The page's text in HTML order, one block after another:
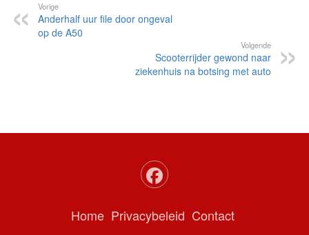
Vorige
Anderhalf uur file door ongeval
op de A50
Volgende
Scooterrijder gewond naar
ziekenhuis na botsing met auto
Home Privacybeleid Contact